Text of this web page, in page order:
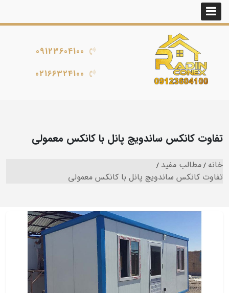
09123604100
02166324100
تفاوت کانکس ساندویچ پانل با کانکس معمولی
خانه مطالب مفید
تفاوت کانکس ساندویچ پانل با کانکس معمولی